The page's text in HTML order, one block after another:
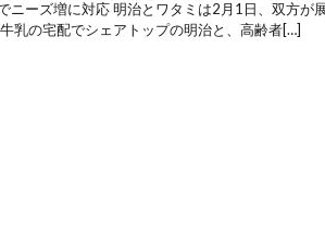
ニーズ増に対応 明治とワタミは2月1日、双方が
乳の宅配でシェアトップの明治と、高齢者[…]